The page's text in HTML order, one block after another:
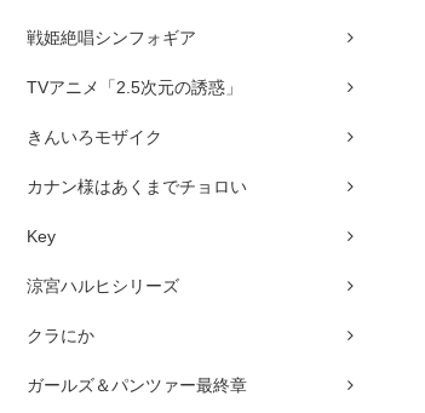
戦姫絶唱シンフォギア
TVアニメ「2.5次元の誘惑」
きんいろモザイク
カナン様はあくまでチョロい
Key
涼宮ハルヒシリーズ
クラにか
ガールズ＆パンツァー最終章